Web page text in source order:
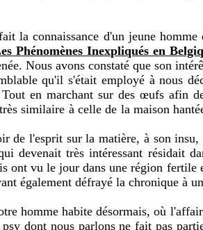
la connaissance d'un jeune
Phénomènes Inexpliqués en
Nous avons constaté que son
qu'il s'était employé à nous
en marchant sur des œufs afin
similaire à celle de la maison
l'esprit sur la matière, à son insu,
devenait très intéressant résidait
ont vu le jour dans une région fertile
également défrayé la chronique à
homme habite désormais, où
dont nous parlons ne fait pas